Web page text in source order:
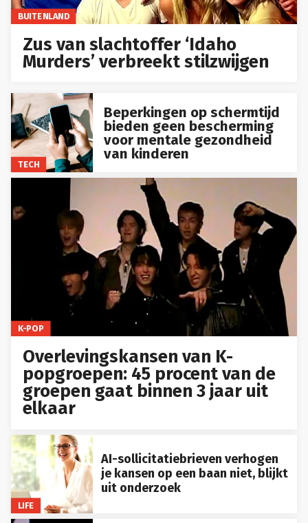
BUITENLAND
Zus van slachtoffer ‘Idaho
Murders’ verbreekt stilzwijgen
TECH
Beperkingen op schermtijd
bieden geen bescherming
voor mentale gezondheid
van kinderen
K-POP
Overlevingskansen van K-
popgroepen: 45 procent van de
groepen gaat binnen 3 jaar uit
elkaar
LIFE
AI-sollicitatiebrieven verhogen
je kansen op een baan niet, blijkt
uit onderzoek